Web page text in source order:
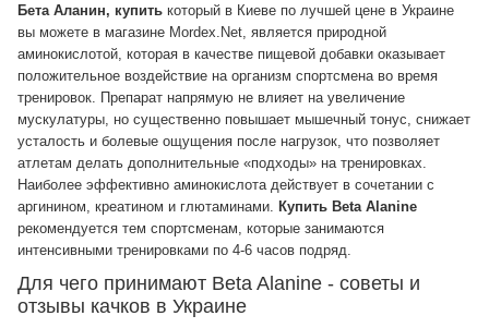
Бета Аланин, купить который в Киеве по лучшей цене в Украине
вы можете в магазине Mordex.Net, является природной
аминокислотой, которая в качестве пищевой добавки оказывает
положительное воздействие на организм спортсмена во время
тренировок. Препарат напрямую не влияет на увеличение
мускулатуры, но существенно повышает мышечный тонус, снижает
усталость и болевые ощущения после нагрузок, что позволяет
атлетам делать дополнительные «подходы» на тренировках.
Наиболее эффективно аминокислота действует в сочетании с
аргинином, креатином и глютаминами. Купить Beta Alanine
рекомендуется тем спортсменам, которые занимаются
интенсивными тренировками по 4-6 часов подряд.
Для чего принимают Beta Alanine - советы и
отзывы качков в Украине